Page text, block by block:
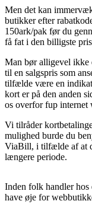
Men det kan
butikker efter
150ark/pak før du
få fat i den billigste
Man bør alligevel ikke
til en salgspris som
tilfælde være en
kort er på den anden
os overfor fup internet
Vi tilråder
mulighed burde du
ViaBill, i tilfælde af at
længere periode.
Inden folk handler
have øje for